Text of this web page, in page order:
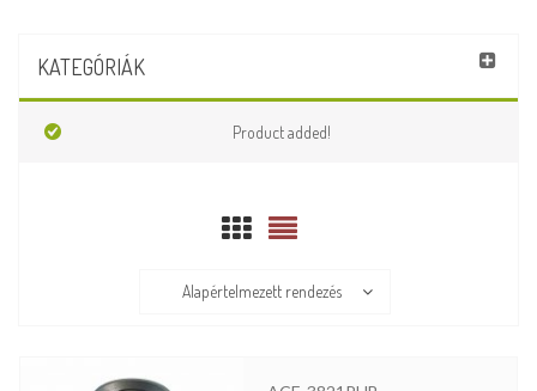
KATEGÓRIÁK
Product added!
Alapértelmezett rendezés